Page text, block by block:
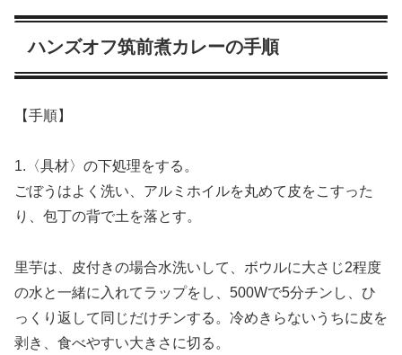
ハンズオフ筑前煮カレーの手順
【手順】
1.〈具材〉の下処理をする。
ごぼうはよく洗い、アルミホイルを丸めて皮をこすった
り、包丁の背で土を落とす。
里芋は、皮付きの場合水洗いして、ボウルに大さじ2程度
の水と一緒に入れてラップをし、500Wで5分チンし、ひ
っくり返して同じだけチンする。冷めきらないうちに皮を
剥き、食べやすい大きさに切る。